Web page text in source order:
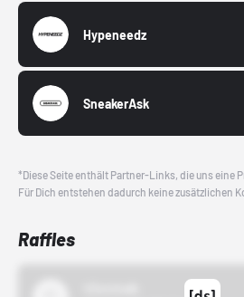
Hypeneedz
SneakerAsk
*Diese Seite enthält Partner-Links, die uns eine
Für Dich entstehen dadurch keine zusätzlichen
Raffles